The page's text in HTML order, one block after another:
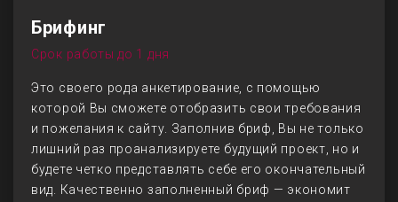
Брифинг
Срок работы до 1 дня
Это своего рода анкетирование, с помощью
которой Вы сможете отобразить свои требования
и пожелания к сайту. Заполнив бриф, Вы не только
лишний раз проанализируете будущий проект, но и
будете четко представлять себе его окончательный
вид. Качественно заполненный бриф — экономит